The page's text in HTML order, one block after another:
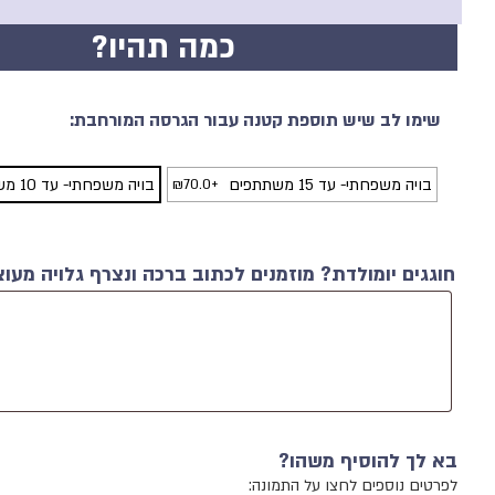
כמה תהיו?
שימו לב שיש תוספת קטנה עבור הגרסה המורחבת:
בויה משפחתי- עד 15 משתתפים +
₪70.0 בויה משפחתי- עד 10 משתתפים
חוגגים יומולדת? מוזמנים לכתוב ברכה ונצרף גלויה
בא לך להוסיף משהו?
לפרטים נוספים לחצו על התמונה: